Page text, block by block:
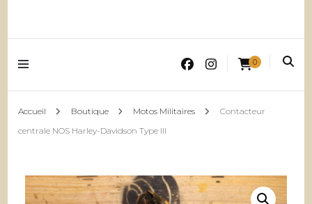
0
Accueil Boutique Motos Militaires
Contacteur
centrale NOS Harley-Davidson Type III